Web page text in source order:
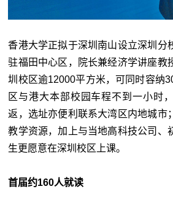
香港大学正拟于深圳南山设立深圳分
驻福田中心区，院长兼经济学讲座教
圳校区逾12000平方米，可同时容纳
区与港大本部校园车程不到一小时
返，选址亦便利联系大湾区内地城市
教学资源，加上与当地高科技公司、
生更愿意在深圳校区上课。
首届约160人就读